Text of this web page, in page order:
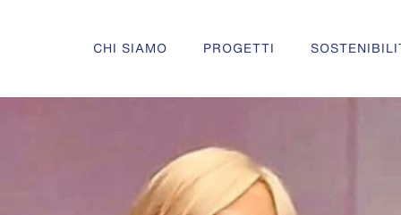
CHI SIAMO PROGETTI